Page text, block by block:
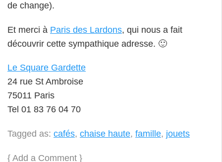
de change).
Et merci à Paris des Lardons, qui nous a fait
découvrir cette sympathique adresse. 🙂
Le Square Gardette
24 rue St Ambroise
75011 Paris
Tel 01 83 76 04 70
Tagged as: cafés, chaise haute, famille, jouets
{ Add a Comment }